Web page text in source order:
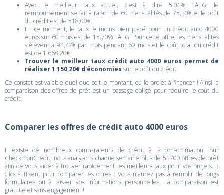
Avec le meilleur taux actuel, c'est à dire 5.01% TAEG, le
remboursement se fait à raison de 60 mensualités de 75,30€ et le coût
du crédit est de 518,00€
En ce moment, le taux le moins bien placé pour un crédit auto 4000
euros sur 60 mois est de 15.70% TAEG. Pour cette offre, les mensualités
s'élèvent à 94,47€ par mois pendant 60 mois et le coût total du crédit
est de 1 668,20€.
Trouver le meilleur taux crédit auto 4000 euros permet de
réaliser 1 150,20€ d'économies sur le coût du crédit
Ce constat est valable quel que soit le montant, ou le projet à financer ! Ainsi la
comparaison des offres de prêt est un passage obligé pour réduire le coût du
crédit.
Comparer les offres de crédit auto 4000 euros
Il existe de nombreux comparateurs de crédit à la consommation. Sur
CheckmonCredit, nous analysons chaque semaine plus de 53700 offres de prêt
afin de vous aider à trouver rapidement les meilleurs taux pour vos projets. 3
clics suffisent pour comparer les offres : vous n'aurez pas à remplir de longs
formulaires ou à laisser vos informations personnelles. La comparaison est
gratuite et sans engagement !